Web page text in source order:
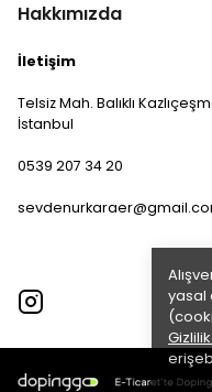
yasal
Hakkımızda
İletişim
Telsiz Mah. Balıklı
İstanbul
0539 207 34 20